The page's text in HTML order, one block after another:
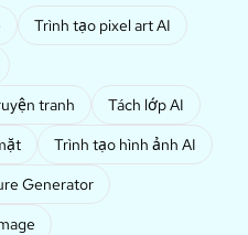
Trình tạo pixel art AI
tranh
Tách lớp AI
Trình tạo hình ảnh AI
Generator